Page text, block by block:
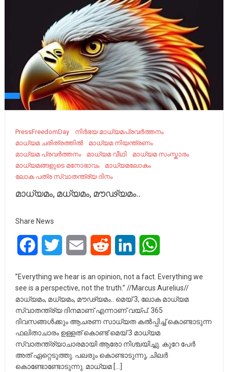
PressFreedomDay
നിർഭയ മാധ്യമപ്രവർത്തനം
മാധ്യമ ചരിത്രത്തിൽ
മാധ്യമ നിയന്ത്രണം
മാധ്യമ പ്രവര്‍ത്തനം
മാധ്യമ വീഥി
മാധ്യമ സംസ്കാരം
മാധ്യമങ്ങളുടെ മനോഭാവം
മാധ്യമലോകം
ലോക പത്ര സ്വാതന്ത്ര്യ ദിനം
മാധ്യമം, മധ്യമം, മൗഢ്യമം..
Share News
FacebookTwitter Email Reddit LinkedIn
”Everything we hear is an opinion, not a fact. Everything we
see is a perspective, not the truth.” //Marcus Aurelius//
മാധ്യമം, മധ്യമം, മൗഢ്യമം.. മെയ് 3, ലോക മാധ്യമ
സ്വാതന്ത്ര്യ ദിനമാണ് എന്നാണ് വയ്പ്. 365
ദിവസങ്ങൾക്കും ആചരണ സാധ്യത കൽപ്പിച്ച് കൊണ്ടാടുന്ന
ഫലിതാചാരം ഉള്ളത് കൊണ്ട് മെയ് 3 മാധ്യമ
സ്വാതന്ത്ര്യാചാരമായി ആരോ നിശ്ചയിച്ചു. കുറേ പേർ
അത് ഏറ്റെടുത്തു. പലരും കൊണ്ടാടുന്നു, ചിലർ
കൊണ്ടോണ്ടോടുന്നു. മാധ്യമ […]